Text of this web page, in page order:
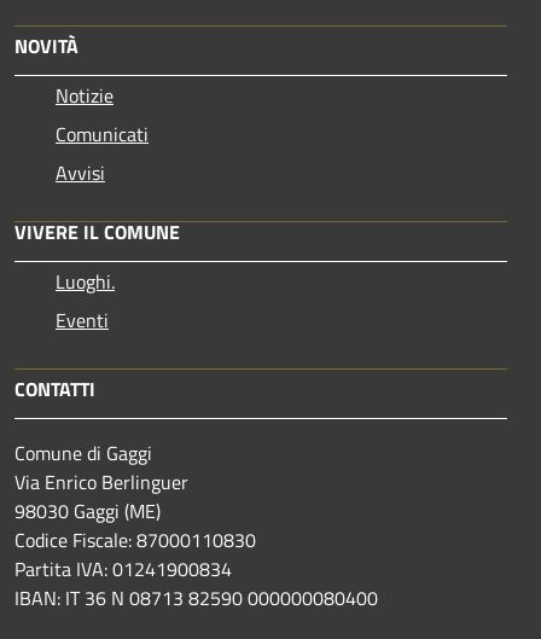
NOVITÀ
Notizie
Comunicati
Avvisi
VIVERE IL COMUNE
Luoghi.
Eventi
CONTATTI
Comune di Gaggi
Via Enrico Berlinguer
98030 Gaggi (ME)
Codice Fiscale: 87000110830
Partita IVA: 01241900834
IBAN: IT 36 N 08713 82590 000000080400